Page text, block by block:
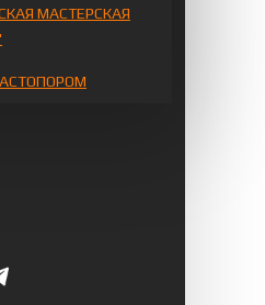
МАСТЕРСКАЯ